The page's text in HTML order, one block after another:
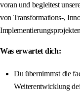
voran und begleitest
von Transformations-,
Was erwartet dich:
Du übernimmst die
Weiterentwicklung